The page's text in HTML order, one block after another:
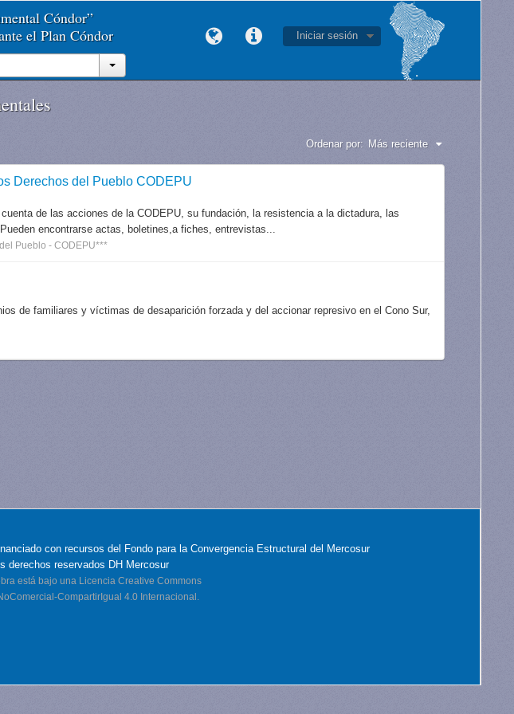
Cóndor”
el Plan Cóndor
Iniciar sesión
Ordenar por: Más reciente
Derechos del Pueblo CODEPU
de las acciones de la CODEPU, su fundación, la resistencia a la dictadura, las
encontrarse actas, boletines,a fiches, entrevistas...
Pueblo - CODEPU***
de familiares y víctimas de desaparición forzada y del accionar represivo en el Cono Sur,
con recursos del Fondo para la Convergencia Estructural del Mercosur
derechos reservados DH Mercosur
está bajo una Licencia Creative Commons
CompartirIgual 4.0 Internacional.